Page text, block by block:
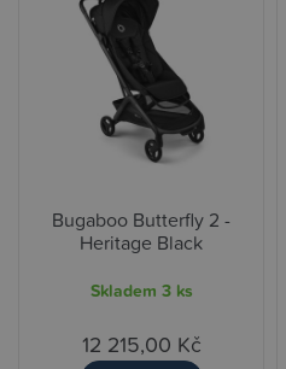
Bugaboo Butterfly 2 -
Heritage Black
Skladem 3 ks
12 215,00 Kč